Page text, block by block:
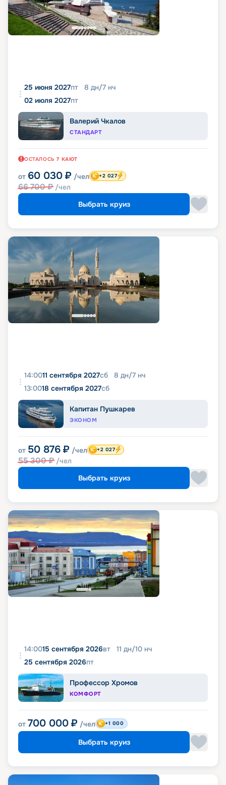
25 июня 2027пт 8 дн/7 нч
02 июля 2027пт
Валерий Чкалов
СТАНДАРТ
ОСТАЛОСЬ 7 КАЮТ
от 60 030 ₽ /чел
66 700₽ /чел
+2 027
Выбрать круиз
14:0011 сентября 2027сб 8 дн/7 нч
13:0018 сентября 2027сб
Капитан Пушкарев
ЭКОНОМ
от 50 876 ₽ /чел
55 300₽ /чел
+2 027
Выбрать круиз
14:0015 сентября 2026вт 11 дн/10 нч
25 сентября 2026пт
Профессор Хромов
КОМФОРТ
от 700 000 ₽ /чел +1 000
Выбрать круиз